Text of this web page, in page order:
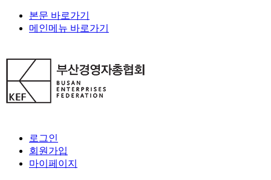
본문 바로가기
메인메뉴 바로가기
로그인
회원가입
마이페이지